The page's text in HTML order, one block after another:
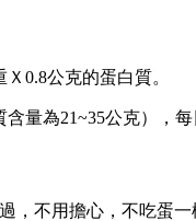
0.8公克的蛋白質。
量為21~35公克），每
，不用擔心，不吃蛋